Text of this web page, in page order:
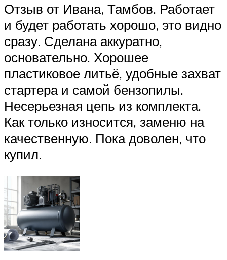
Отзыв от Ивана, Тамбов. Работает
и будет работать хорошо, это видно
сразу. Сделана аккуратно,
основательно. Хорошее
пластиковое литьё, удобные захват
стартера и самой бензопилы.
Несерьезная цепь из комплекта.
Как только износится, заменю на
качественную. Пока доволен, что
купил.